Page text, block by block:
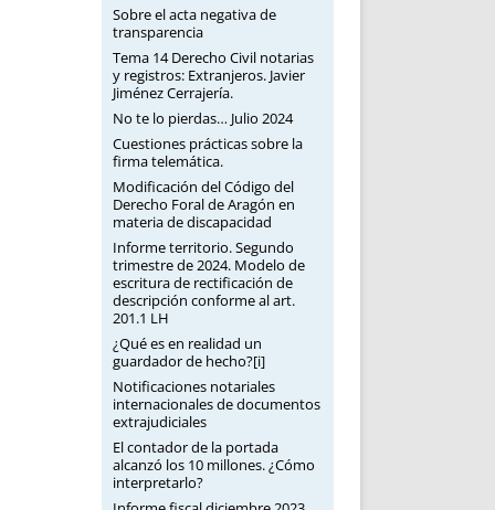
Sobre el acta negativa de
transparencia
Tema 14 Derecho Civil notarias
y registros: Extranjeros. Javier
Jiménez Cerrajería.
No te lo pierdas… Julio 2024
Cuestiones prácticas sobre la
firma telemática.
Modificación del Código del
Derecho Foral de Aragón en
materia de discapacidad
Informe territorio. Segundo
trimestre de 2024. Modelo de
escritura de rectificación de
descripción conforme al art.
201.1 LH
¿Qué es en realidad un
guardador de hecho?[i]
Notificaciones notariales
internacionales de documentos
extrajudiciales
El contador de la portada
alcanzó los 10 millones. ¿Cómo
interpretarlo?